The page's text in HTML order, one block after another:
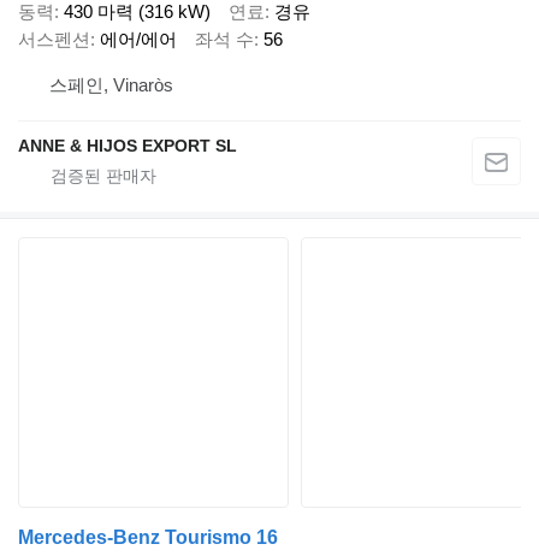
동력 430 마력 (316 kW) 연료
경유
서스펜션 에어/에어 좌석 수 56
스페인, Vinaròs
ANNE & HIJOS EXPORT SL
Mercedes-Benz Tourismo 16